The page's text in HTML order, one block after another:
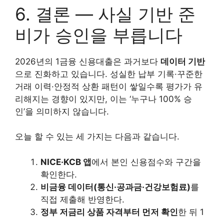
6. 결론 — 사실 기반 준
비가 승인을 부릅니다
2026년의 1금융 신용대출은 과거보다 데이터 기반
으로 진화하고 있습니다. 성실한 납부 기록·꾸준한
거래 이력·안정적 상환 패턴이 쌓일수록 평가가 유
리해지는 경향이 있지만, 이는 ‘누구나 100% 승
인’을 의미하지 않습니다.
오늘 할 수 있는 세 가지는 다음과 같습니다.
NICE·KCB 앱에서 본인 신용점수와 구간을
확인한다.
비금융 데이터(통신·공과금·건강보험료)를
직접 제출해 반영한다.
정부 저금리 상품 자격부터 먼저 확인한 뒤 1